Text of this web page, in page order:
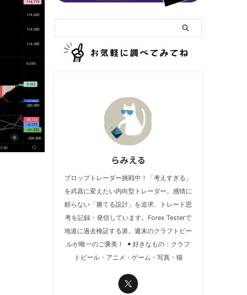
らみえる
プロップトレーダー挑戦中！「考えすぎる」
を武器に変えたい内向型トレーダー。感情に
頼らない「勝てる設計」を追求、トレード思
考を記録・発信しています。Forex Testerで
地道に過去検証する派。週末のクラフトビー
ルが唯一のご褒美！
好きなもの：クラフ
トビール・アニメ・ゲーム・写真・猫